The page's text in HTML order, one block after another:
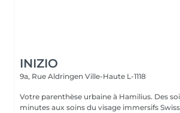
INIZIO
9a, Rue Aldringen Ville-Haute L-1118
Votre parenthèse urbaine à Hamilius. Des
minutes aux soins du visage immersifs